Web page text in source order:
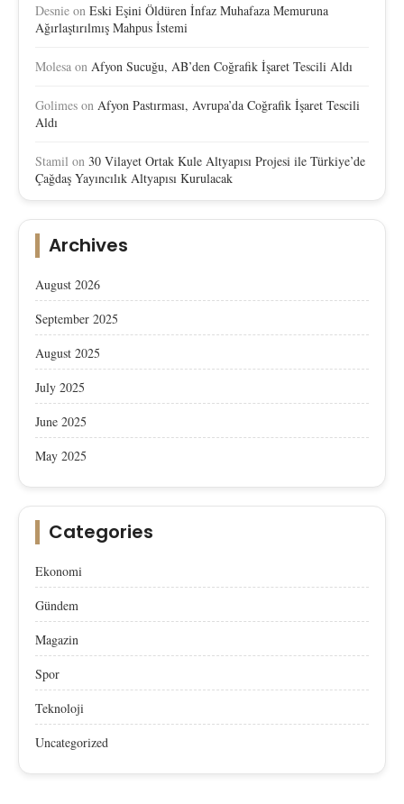
Desnie on Eski Eşini Öldüren İnfaz Muhafaza Memuruna
Ağırlaştırılmış Mahpus İstemi
Molesa on Afyon Sucuğu, AB’den Coğrafik İşaret Tescili Aldı
Golimes on Afyon Pastırması, Avrupa’da Coğrafik İşaret Tescili
Aldı
Stamil on 30 Vilayet Ortak Kule Altyapısı Projesi ile Türkiye’de
Çağdaş Yayıncılık Altyapısı Kurulacak
Archives
August 2026
September 2025
August 2025
July 2025
June 2025
May 2025
Categories
Ekonomi
Gündem
Magazin
Spor
Teknoloji
Uncategorized